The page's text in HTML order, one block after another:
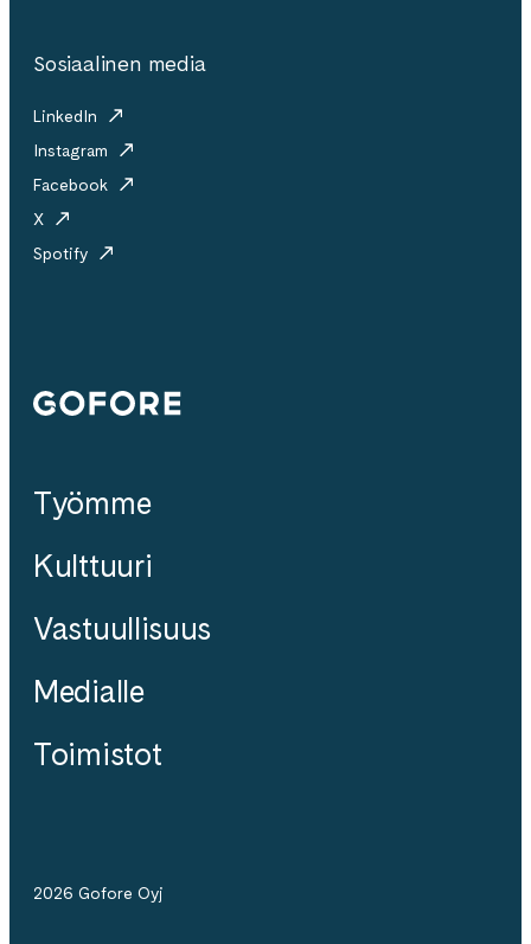
Sosiaalinen media
LinkedIn
Instagram
Facebook
X
Spotify
Gofore
Työmme
Kulttuuri
Vastuullisuus
Medialle
Toimistot
2026 Gofore Oyj